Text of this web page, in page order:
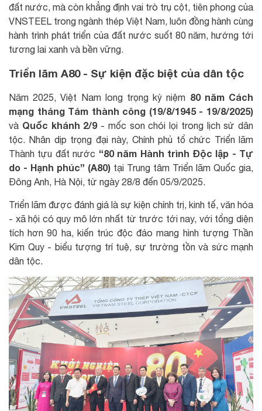
đất nước, mà còn khẳng định vai trò trụ cột, tiên phong của
VNSTEEL trong ngành thép Việt Nam, luôn đồng hành cùng
hành trình phát triển của đất nước suốt 80 năm, hướng tới
tương lai xanh và bền vững.
Triển lãm A80 - Sự kiện đặc biệt của dân tộc
Năm 2025, Việt Nam long trọng kỷ niệm 80 năm Cách
mạng tháng Tám thành công (19/8/1945 - 19/8/2025)
và Quốc khánh 2/9- mốc son chói lọi trong lịch sử dân
tộc. Nhân dịp trọng đại này, Chính phủ tổ chức Triển lãm
Thành tựu đất nước “80 năm Hành trình Độc lập - Tự
do - Hạnh phúc” (A80) tại Trung tâm Triển lãm Quốc gia,
Đông Anh, Hà Nội, từ ngày 28/8 đến 05/9/2025.
Triển lãm được đánh giá là sự kiện chính trị, kinh tế, văn hóa
- xã hội có quy mô lớn nhất từ trước tới nay, với tổng diện
tích hơn 90 ha, kiến trúc độc đáo mang hình tượng Thần
Kim Quy - biểu tượng trí tuệ, sự trường tồn và sức mạnh
dân tộc.